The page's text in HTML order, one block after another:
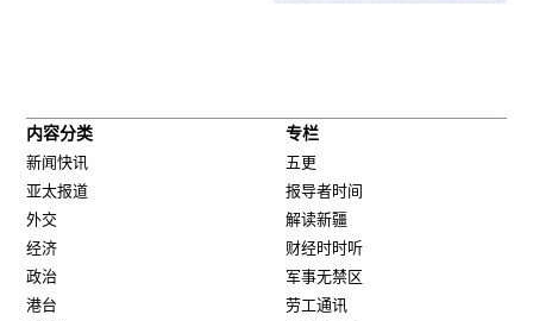
内容分类
新闻快讯
亚太报道
外交
经济
政治
港台
专栏
五更
报导者时间
解读新疆
财经时时听
军事无禁区
劳工通讯